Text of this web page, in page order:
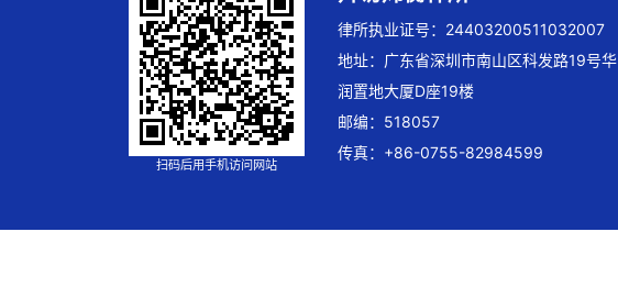
扫码后用手机访问网站
律所执业证号：24403200511032007
地址：广东省深圳市南山区科发路19号华
润置地大厦D座19楼
邮编：518057
传真：+86-0755-82984599